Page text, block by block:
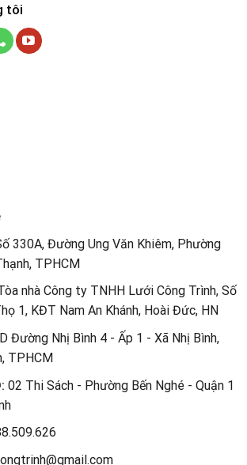
tôi
330A, Đường Ung Văn Khiêm, Phường
TPHCM
nhà Công ty TNHH Lưới Công Trình, Số
1, KĐT Nam An Khánh, Hoài Đức, HN
Đường Nhị Bình 4 - Ấp 1 - Xã Nhị Bình,
TPHCM
02 Thi Sách - Phường Bến Nghé - Quận 1